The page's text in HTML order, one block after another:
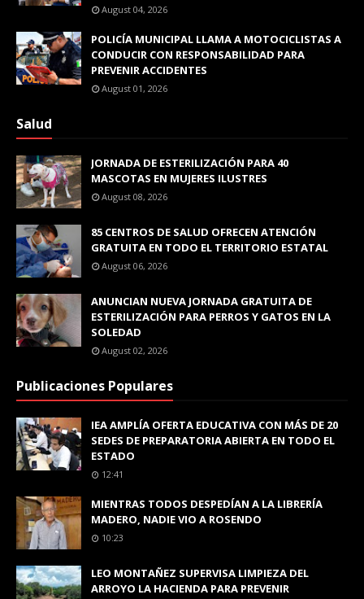
August 04, 2026
POLICÍA MUNICIPAL LLAMA A MOTOCICLISTAS A
CONDUCIR CON RESPONSABILIDAD PARA
PREVENIR ACCIDENTES
August 01, 2026
Salud
JORNADA DE ESTERILIZACIÓN PARA 40
MASCOTAS EN MUJERES ILUSTRES
August 08, 2026
85 CENTROS DE SALUD OFRECEN ATENCIÓN
GRATUITA EN TODO EL TERRITORIO ESTATAL
August 06, 2026
ANUNCIAN NUEVA JORNADA GRATUITA DE
ESTERILIZACIÓN PARA PERROS Y GATOS EN LA
SOLEDAD
August 02, 2026
Publicaciones Populares
IEA AMPLÍA OFERTA EDUCATIVA CON MÁS DE 20
SEDES DE PREPARATORIA ABIERTA EN TODO EL
ESTADO
12:41
MIENTRAS TODOS DESPEDÍAN A LA LIBRERÍA
MADERO, NADIE VIO A ROSENDO
10:23
LEO MONTAÑEZ SUPERVISA LIMPIEZA DEL
ARROYO LA HACIENDA PARA PREVENIR